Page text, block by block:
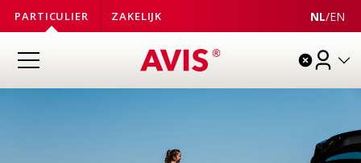
PARTICULIER ZAKELIJK NL/EN